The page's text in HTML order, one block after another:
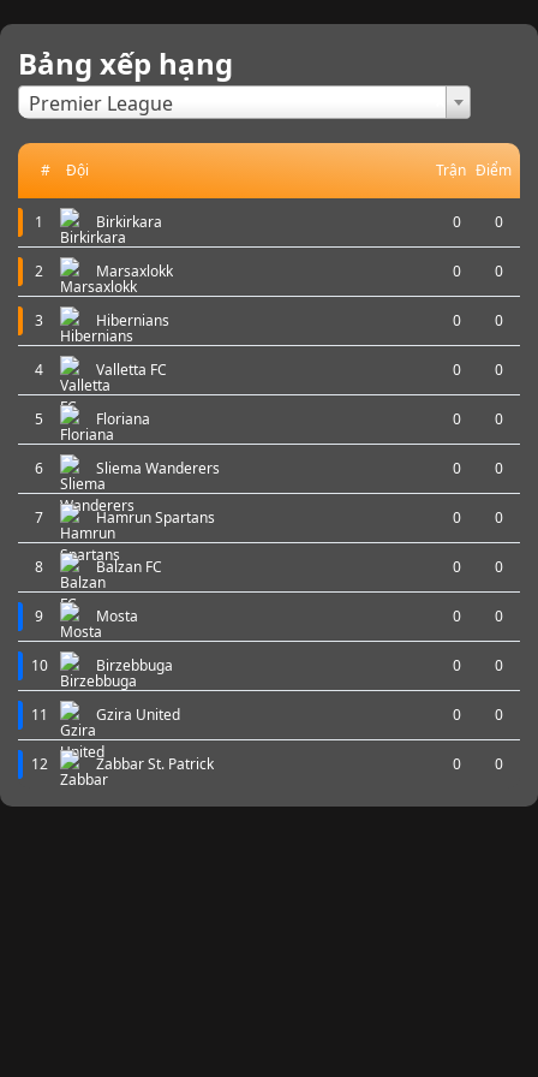
Bảng xếp hạng
Premier League
# Đội Trận Điểm
1 Birkirkara 0 0
2 Marsaxlokk 0 0
3 Hibernians 0 0
4 Valletta FC 0 0
5 Floriana 0 0
6 Sliema Wanderers 0 0
7 Hamrun Spartans 0 0
8 Balzan FC 0 0
9 Mosta 0 0
10 Birzebbuga 0 0
11 Gzira United 0 0
12 Zabbar St. Patrick 0 0